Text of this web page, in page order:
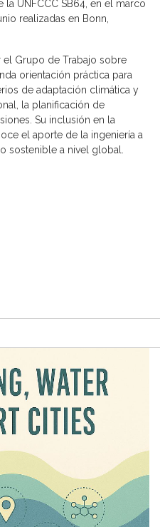
UNFCCC SB64, en el marco
realizadas en Bonn,
Grupo de Trabajo sobre
orientación práctica para
de adaptación climática y
la planificación de
Su inclusión en la
el aporte de la ingeniería a
sostenible a nivel global.